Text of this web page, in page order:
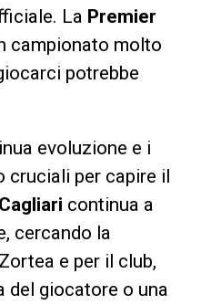
La Premier
campionato molto
potrebbe
evoluzione e i
cruciali per capire il
Cagliari continua a
cercando la
e per il club,
del giocatore o una